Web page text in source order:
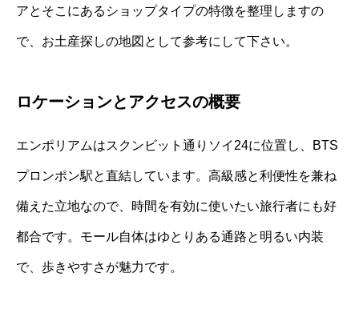
アとそこにあるショップタイプの特徴を整理しますの
で、お土産探しの地図として参考にして下さい。
ロケーションとアクセスの概要
エンポリアムはスクンビット通りソイ24に位置し、BTS
プロンポン駅と直結しています。高級感と利便性を兼ね
備えた立地なので、時間を有効に使いたい旅行者にも好
都合です。モール自体はゆとりある通路と明るい内装
で、歩きやすさが魅力です。